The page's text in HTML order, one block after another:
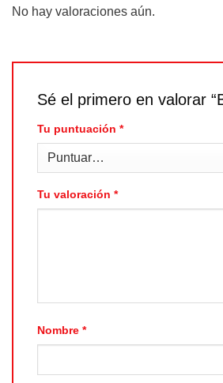
No hay valoraciones aún.
Sé el primero en valorar
Tu puntuación *
Tu valoración *
Nombre *